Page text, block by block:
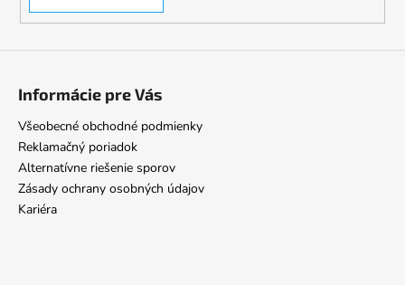
Informácie pre Vás
Všeobecné obchodné podmienky
Reklamačný poriadok
Alternatívne riešenie sporov
Zásady ochrany osobných údajov
Kariéra